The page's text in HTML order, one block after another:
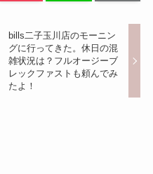
bills二子玉川店のモーニン
グに行ってきた。休日の混
雑状況は？フルオージーブ
レックファストも頼んでみ
たよ！